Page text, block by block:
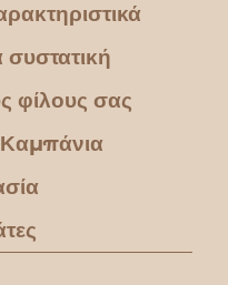
φίλους σας